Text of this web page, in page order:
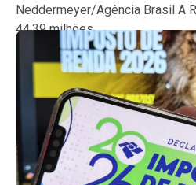
Neddermeyer/Agência Brasil A
44,39 milhões...